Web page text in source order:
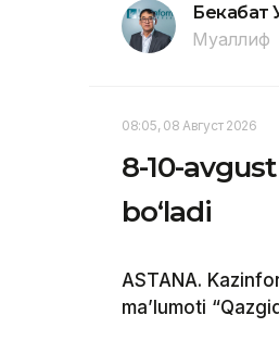
Бекабат
Муаллиф
08:05, 08 Август 2026
8-10-
bo‘ladi
ASTANA.
ma’lumoti